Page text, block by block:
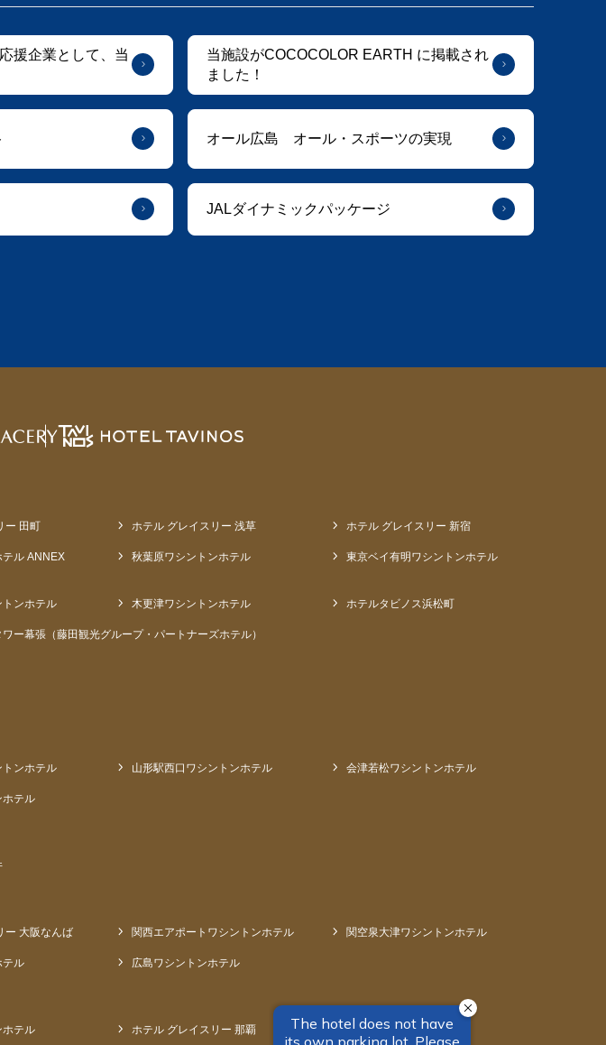
援企業として、当
当施設がCOCOCOLOR EARTH に掲載され
ました！
オール広島 オール・スポーツの実現
JALダイナミックパッケージ
ー 田町 ホテル グレイスリー 浅草 ホテル グレイスリー 新宿
テル ANNEX
秋葉原ワシントンホテル 東京ベイ有明ワシントンホテル
ンホテル 木更津ワシントンホテル ホテルタビノス浜松町
ー幕張（藤田観光グループ・パートナーズホテル）
トンホテル 山形駅西口ワシントンホテル 会津若松ワシントンホテル
ホテル
ー 大阪なんば 関西エアポートワシントンホテル 関空泉大津ワシントンホテル
テル 広島ワシントンホテル
ホテル ホテル グレイスリー 那覇